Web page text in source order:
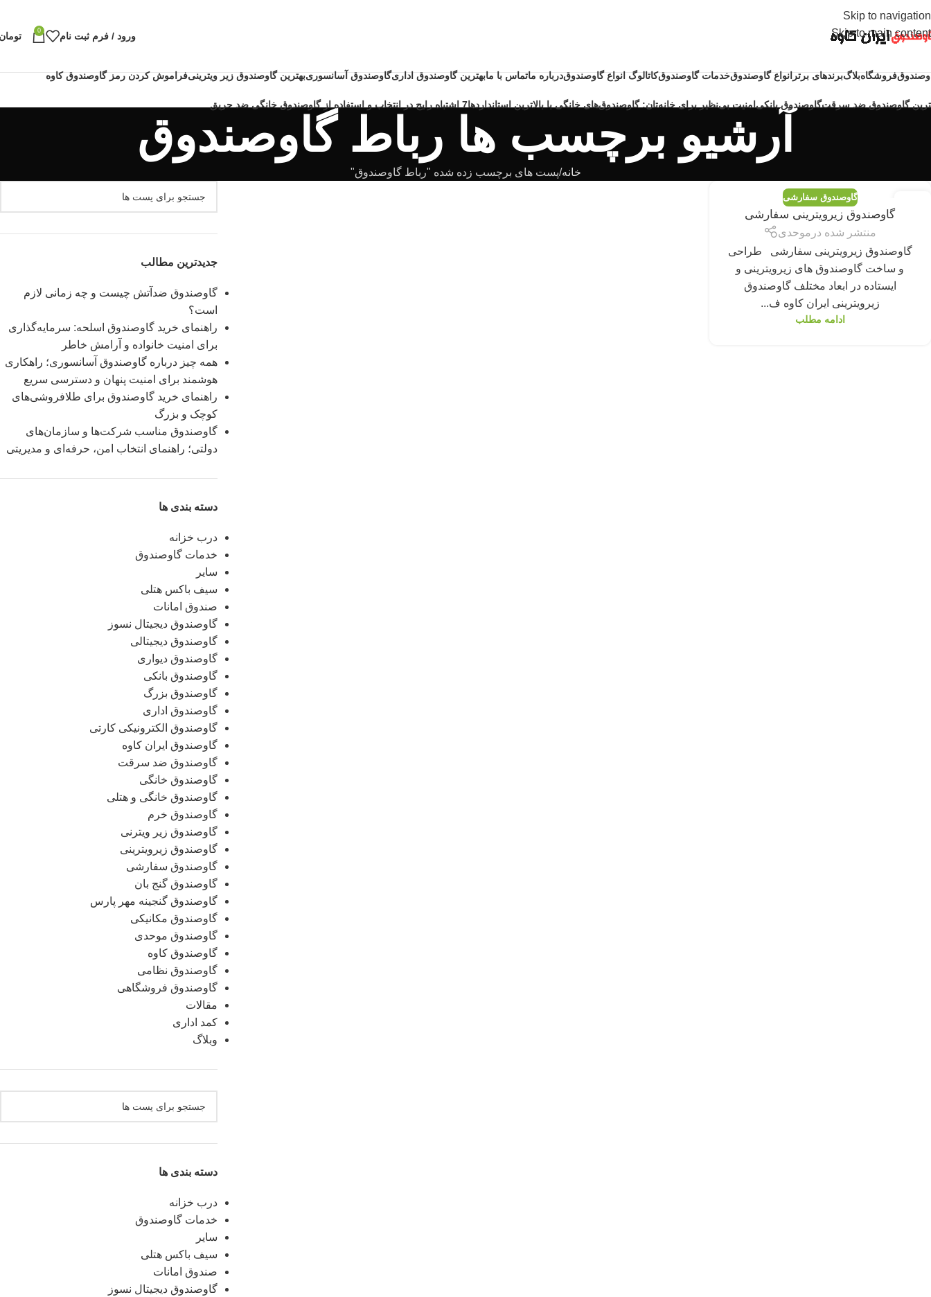
Skip to navigation
Skip to main content
ورود / فرم ثبت نام 0
فروشگاهبلاگبرندهای برترانواع گاوصندوقخدمات گاوصندوقکاتالوگ انواع گاوصندوقدرباره ماتماس با مابهترین گاوصندوق اداریگاوصندوق آسانسوریبهترین گاوصندوق زیر ویترینیفراموش کردن رمز گاوصندوق کاوه
گاوصندوق ضد سرقتگاوصندوق بانکیامنیت بی‌نظیر برای خانه‌تان: گاوصندوق‌های خانگی با بالاترین استانداردها7 اشتباه رایج در انتخاب و استفاده از گاوصندوق خانگی ضد حریق
آرشیو برچسب ها رباط گاوصندوق
خانه پست های برچسب زده شده "رباط گاوصندوق"
گاوصندوق سفارشی
گاوصندوق زیرویترینی سفارشی
منتشر شده در موحدی
گاوصندوق زیرویترینی سفارشی طراحی
و ساخت گاوصندوق های زیرویترینی و
ایستاده در ابعاد مختلف گاوصندوق
زیرویترینی ایران کاوه ف...
ادامه مطلب
جدیدترین مطالب
گاوصندوق ضدآتش چیست و چه زمانی لازم
است؟
راهنمای خرید گاوصندوق اسلحه: سرمایه‌گذاری
برای امنیت خانواده و آرامش خاطر
همه چیز درباره گاوصندوق آسانسوری؛ راهکاری
هوشمند برای امنیت پنهان و دسترسی سریع
راهنمای خرید گاوصندوق برای طلافروشی‌های
کوچک و بزرگ
گاوصندوق مناسب شرکت‌ها و سازمان‌های
دولتی؛ راهنمای انتخاب امن، حرفه‌ای و مدیریتی
دسته بندی ها
درب خزانه
خدمات گاوصندوق
سایر
سیف باکس هتلی
صندوق امانات
گاوصندوق دیجیتال نسوز
گاوصندوق دیجیتالی
گاوصندوق دیواری
گاوصندوق بانکی
گاوصندوق بزرگ
گاوصندوق اداری
گاوصندوق الکترونیکی کارتی
گاوصندوق ایران کاوه
گاوصندوق ضد سرقت
گاوصندوق خانگی
گاوصندوق خانگی و هتلی
گاوصندوق خرم
گاوصندوق زیر ویترنی
گاوصندوق زیرویترینی
گاوصندوق سفارشی
گاوصندوق گنج بان
گاوصندوق گنجینه مهر پارس
گاوصندوق مکانیکی
گاوصندوق موحدی
گاوصندوق کاوه
گاوصندوق نظامی
گاوصندوق فروشگاهی
مقالات
کمد اداری
وبلاگ
دسته بندی ها
درب خزانه
خدمات گاوصندوق
سایر
سیف باکس هتلی
صندوق امانات
گاوصندوق دیجیتال نسوز